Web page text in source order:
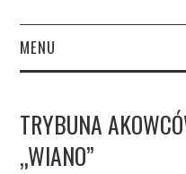
MENU
URBANKIEWICZU
TRYBUNA
„WIANO”